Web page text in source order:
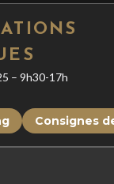
– 9h30-17h
Consignes